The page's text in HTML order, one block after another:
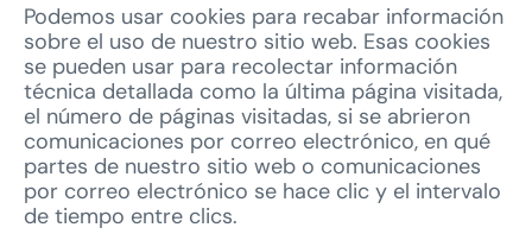
Podemos usar cookies para recabar información
sobre el uso de nuestro sitio web. Esas cookies
se pueden usar para recolectar información
técnica detallada como la última página visitada,
el número de páginas visitadas, si se abrieron
comunicaciones por correo electrónico, en qué
partes de nuestro sitio web o comunicaciones
por correo electrónico se hace clic y el intervalo
de tiempo entre clics.